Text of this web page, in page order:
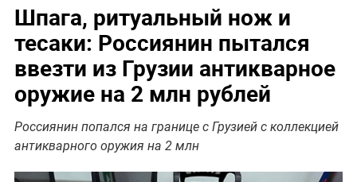
Шпага, ритуальный нож и
тесаки: Россиянин пытался
ввезти из Грузии антикварное
оружие на 2 млн рублей
Россиянин попался на границе с Грузией с коллекцией
антикварного оружия на 2 млн